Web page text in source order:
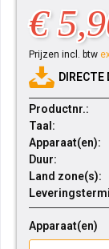
€
Prijzen incl. btw
DIRECTE
Productnr.:
Taal:
Apparaat(en):
Duur:
Land zone(s):
Apparaat(en)